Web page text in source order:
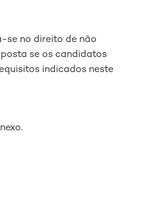
se no direito de não
se os candidatos
indicados neste